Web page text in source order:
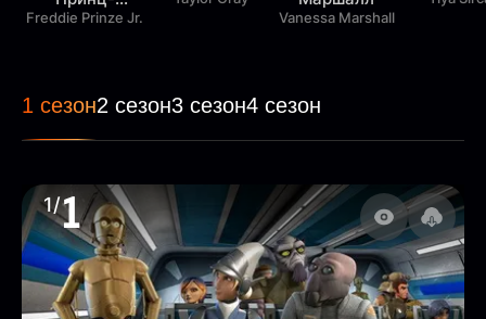
младший
Freddie Prinze Jr. Vanessa Marshall
1 сезон2 сезон3 сезон4 сезон
1/1